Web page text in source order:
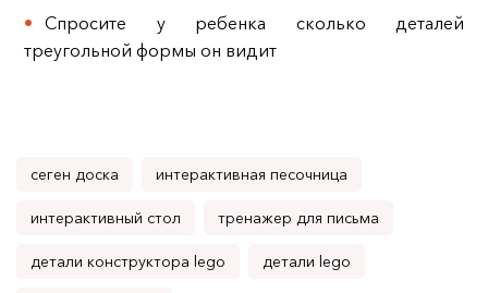
Спросите у ребенка сколько деталей
треугольной формы он видит
сеген доска интерактивная песочница
интерактивный стол тренажер для письма
детали конструктора lego детали lego